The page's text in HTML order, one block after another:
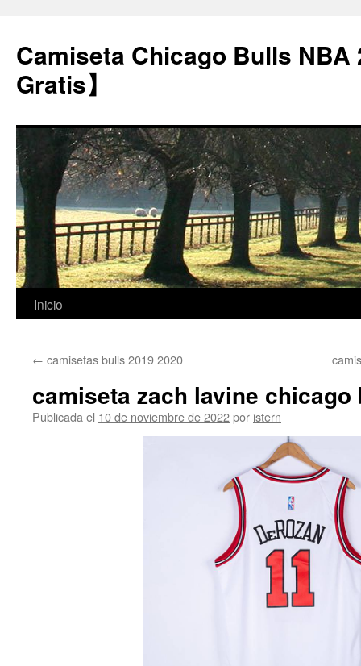
Camiseta Chicago Bulls NBA
Gratis】
Saltar
contenido
Inicio
← camisetas bulls 2019 2020
camiseta zach lavine
Publicada el 10 de noviembre de 2022por istern